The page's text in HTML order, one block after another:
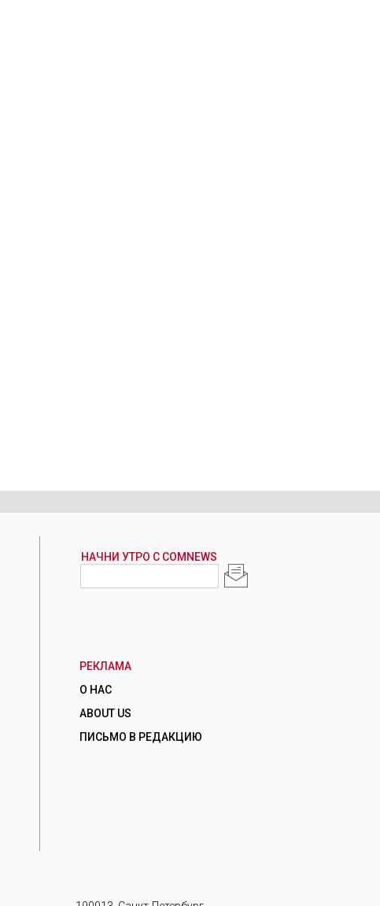
РЕКЛАМА
О НАС
ABOUT US
ПИСЬМО В РЕДАКЦИЮ